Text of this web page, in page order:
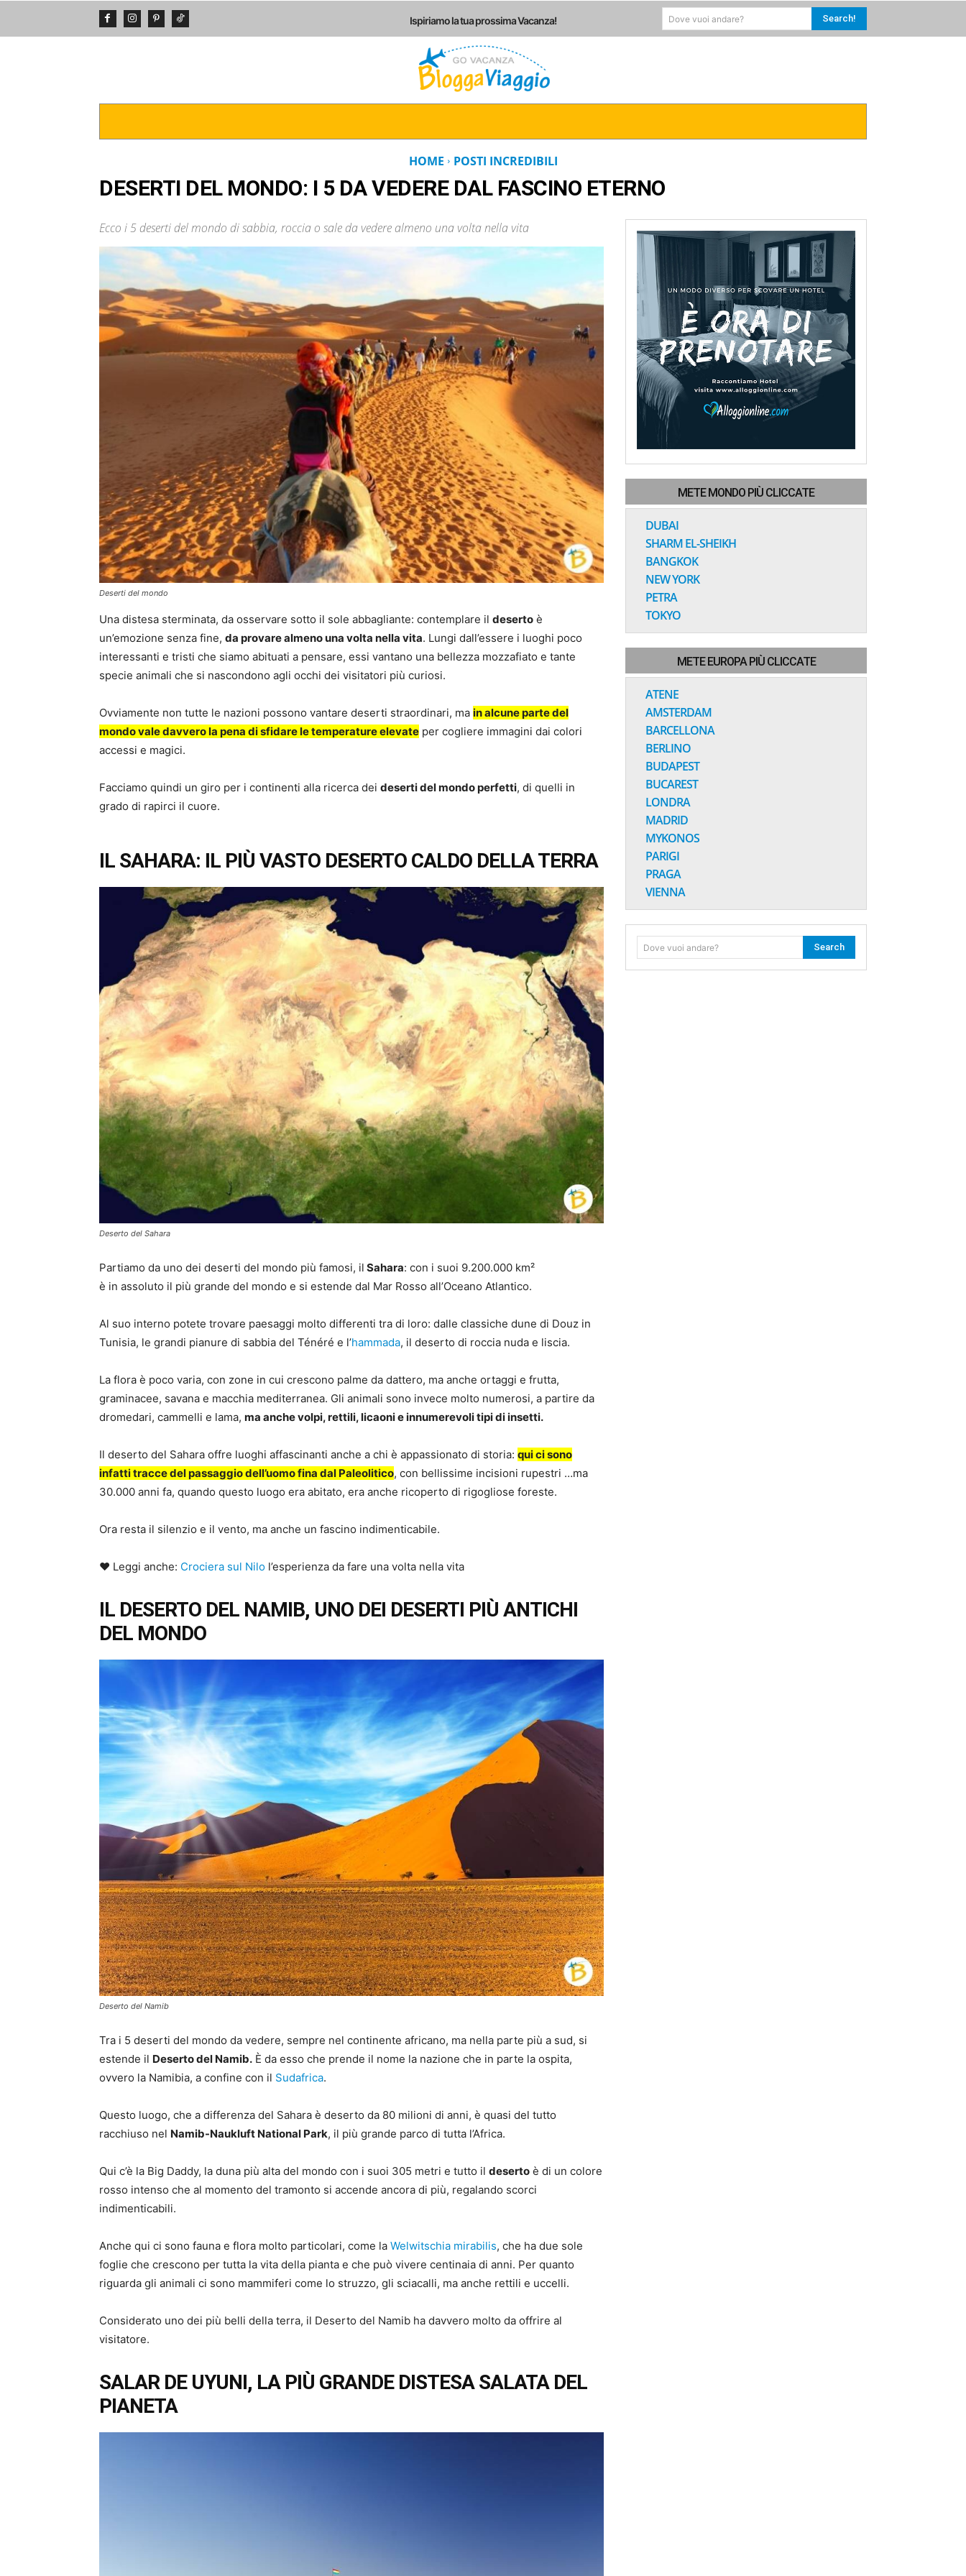
Ispiriamo la tua prossima Vacanza! Dove vuoi andare? Search!
HOME POSTI INCREDIBILI
DESERTI DEL MONDO: I 5 DA VEDERE DAL FASCINO ETERNO
Ecco i 5 deserti del mondo di sabbia, roccia o sale da vedere almeno una volta nella vita
Deserti del mondo
Una distesa sterminata, da osservare sotto il sole abbagliante: contemplare il deserto è
un’emozione senza fine, da provare almeno una volta nella vita. Lungi dall’essere i luoghi poco
interessanti e tristi che siamo abituati a pensare, essi vantano una bellezza mozzafiato e tante
specie animali che si nascondono agli occhi dei visitatori più curiosi.
Ovviamente non tutte le nazioni possono vantare deserti straordinari, ma in alcune parte del
mondo vale davvero la pena di sfidare le temperature elevate per cogliere immagini dai colori
accessi e magici.
Facciamo quindi un giro per i continenti alla ricerca dei deserti del mondo perfetti, di quelli in
grado di rapirci il cuore.
IL SAHARA: IL PIÙ VASTO DESERTO CALDO DELLA TERRA
Deserto del Sahara
Partiamo da uno dei deserti del mondo più famosi, il Sahara: con i suoi 9.200.000 km²
è in assoluto il più grande del mondo e si estende dal Mar Rosso all’Oceano Atlantico.
Al suo interno potete trovare paesaggi molto differenti tra di loro: dalle classiche dune di Douz in
Tunisia, le grandi pianure di sabbia del Ténéré e l’hammada, il deserto di roccia nuda e liscia.
La flora è poco varia, con zone in cui crescono palme da dattero, ma anche ortaggi e frutta,
graminacee, savana e macchia mediterranea. Gli animali sono invece molto numerosi, a partire da
dromedari, cammelli e lama, ma anche volpi, rettili, licaoni e innumerevoli tipi di insetti.
Il deserto del Sahara offre luoghi affascinanti anche a chi è appassionato di storia: qui ci sono
infatti tracce del passaggio dell’uomo fina dal Paleolitico, con bellissime incisioni rupestri …ma
30.000 anni fa, quando questo luogo era abitato, era anche ricoperto di rigogliose foreste.
Ora resta il silenzio e il vento, ma anche un fascino indimenticabile.
♥ Leggi anche: Crociera sul Nilo l’esperienza da fare una volta nella vita
IL DESERTO DEL NAMIB, UNO DEI DESERTI PIÙ ANTICHI
DEL MONDO
Deserto del Namib
Tra i 5 deserti del mondo da vedere, sempre nel continente africano, ma nella parte più a sud, si
estende il Deserto del Namib. È da esso che prende il nome la nazione che in parte la ospita,
ovvero la Namibia, a confine con il Sudafrica.
Questo luogo, che a differenza del Sahara è deserto da 80 milioni di anni, è quasi del tutto
racchiuso nel Namib-Naukluft National Park, il più grande parco di tutta l’Africa.
Qui c’è la Big Daddy, la duna più alta del mondo con i suoi 305 metri e tutto il deserto è di un colore
rosso intenso che al momento del tramonto si accende ancora di più, regalando scorci
indimenticabili.
Anche qui ci sono fauna e flora molto particolari, come la Welwitschia mirabilis, che ha due sole
foglie che crescono per tutta la vita della pianta e che può vivere centinaia di anni. Per quanto
riguarda gli animali ci sono mammiferi come lo struzzo, gli sciacalli, ma anche rettili e uccelli.
Considerato uno dei più belli della terra, il Deserto del Namib ha davvero molto da offrire al
visitatore.
SALAR DE UYUNI, LA PIÙ GRANDE DISTESA SALATA DEL
PIANETA
METE MONDO PIÙ CLICCATE
DUBAI
SHARM EL-SHEIKH
BANGKOK
NEW YORK
PETRA
TOKYO
METE EUROPA PIÙ CLICCATE
ATENE
AMSTERDAM
BARCELLONA
BERLINO
BUDAPEST
BUCAREST
LONDRA
MADRID
MYKONOS
PARIGI
PRAGA
VIENNA
Dove vuoi andare? Search